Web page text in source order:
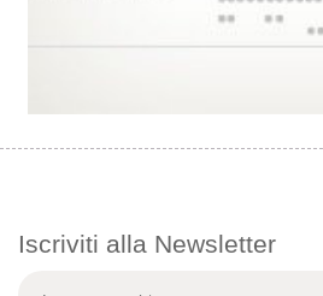
Iscriviti alla Newsletter